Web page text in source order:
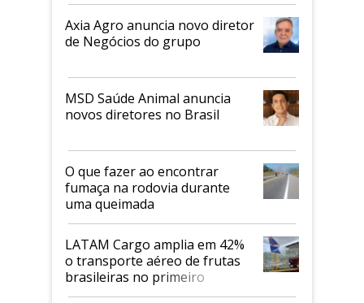
Axia Agro anuncia novo diretor
de Negócios do grupo
MSD Saúde Animal anuncia
novos diretores no Brasil
O que fazer ao encontrar
fumaça na rodovia durante
uma queimada
LATAM Cargo amplia em 42%
o transporte aéreo de frutas
brasileiras no primeiro
semestre